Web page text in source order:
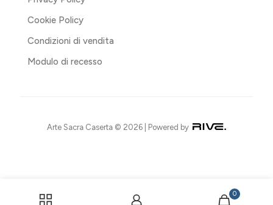
Cookie Policy
Condizioni di vendita
Modulo di recesso
Arte Sacra Caserta © 2026 | Powered by
0